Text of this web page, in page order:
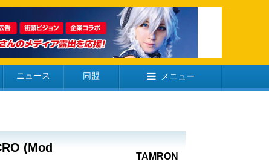
ニュース 同盟 メニュー
(Mod
TAMRON